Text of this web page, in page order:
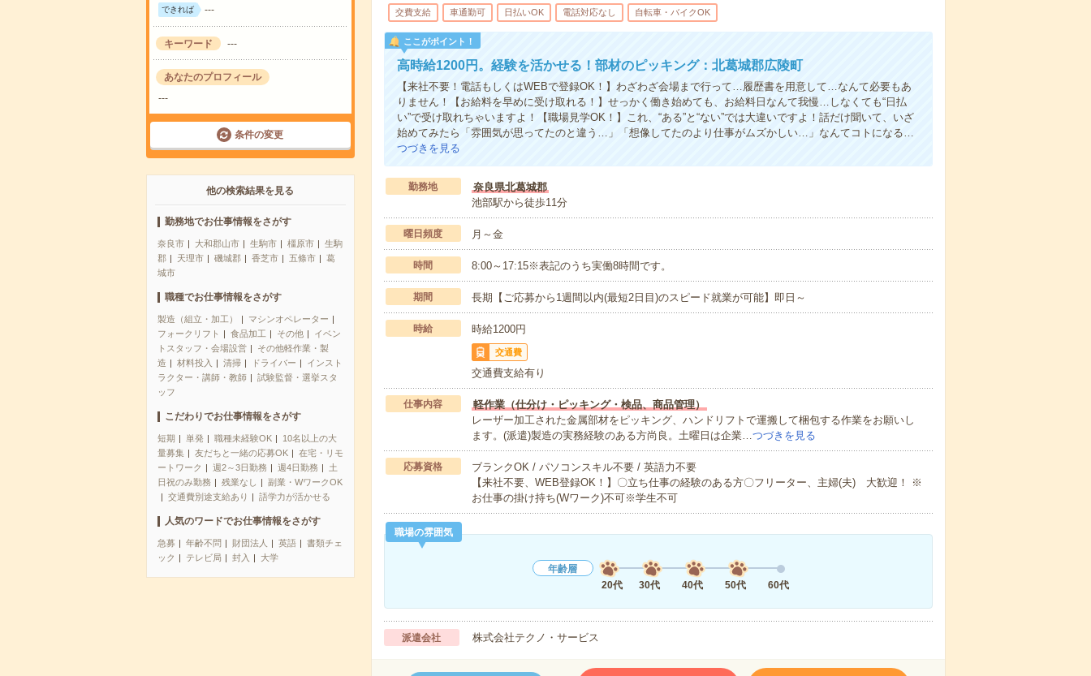
できれば ---
キーワード ---
あなたのプロフィール
---
条件の変更
他の検索結果を見る
勤務地でお仕事情報をさがす
奈良市 大和郡山市 生駒市 橿原市
生駒
郡
天理市 磯城郡 香芝市 五條市
葛
城市
職種でお仕事情報をさがす
製造（組立・加工）
マシンオペレーター
フォークリフト
食品加工 その他
イベン
トスタッフ・会場設営
その他軽作業・製
造
材料投入 清掃 ドライバー
インスト
ラクター・講師・教師
試験監督・選挙スタ
ッフ
こだわりでお仕事情報をさがす
短期 単発 職種未経験OK
10名以上の大
量募集
友だちと一緒の応募OK
在宅・リモ
ートワーク
週2～3日勤務 週4日勤務
土
日祝のみ勤務
残業なし
副業・WワークOK
交通費別途支給あり
語学力が活かせる
人気のワードでお仕事情報をさがす
急募 年齢不問 財団法人 英語
書類チェ
ック
テレビ局 封入 大学
交費支給 車通勤可 日払いOK 電話対応なし 自転車・バイクOK
ここがポイント！
高時給1200円。経験を活かせる！部材のピッキング：北葛城郡広陵町
【来社不要！電話もしくはWEBで登録OK！】わざわざ会場まで行って…履歴書を用意して…なんて必要もあ
りません！【お給料を早めに受け取れる！】せっかく働き始めても、お給料日なんて我慢…しなくても“日払
い”で受け取れちゃいますよ！【職場見学OK！】これ、“ある”と“ない”では大違いですよ！話だけ聞いて、いざ
始めてみたら「雰囲気が思ってたのと違う…」「想像してたのより仕事がムズかしい…」なんてコトになる…
つづきを見る
勤務地
奈良県北葛城郡
池部駅から徒歩11分
曜日頻度 月～金
時間 8:00～17:15※表記のうち実働8時間です。
期間 長期【ご応募から1週間以内(最短2日目)のスピード就業が可能】即日～
時給 時給1200円
交通費
交通費支給有り
仕事内容
軽作業（仕分け・ピッキング・検品、商品管理）
レーザー加工された金属部材をピッキング、ハンドリフトで運搬して梱包する作業をお願いし
ます。(派遣)製造の実務経験のある方尚良。土曜日は企業…つづきを見る
応募資格
ブランクOK / パソコンスキル不要 / 英語力不要
【来社不要、WEB登録OK！】〇立ち仕事の経験のある方〇フリーター、主婦(夫) 大歓迎！ ※
お仕事の掛け持ち(Wワーク)不可※学生不可
職場の雰囲気
年齢層
20代
30代 40代 50代 60代
派遣会社 株式会社テクノ・サービス